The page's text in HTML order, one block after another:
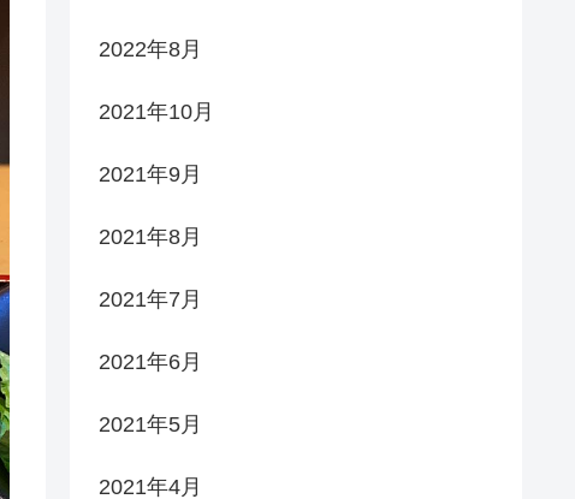
2022年8月
2021年10月
2021年9月
2021年8月
2021年7月
2021年6月
2021年5月
2021年4月